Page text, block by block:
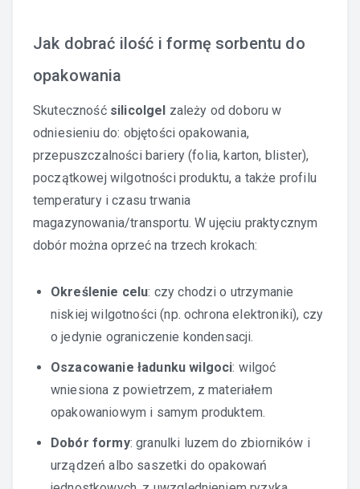
Jak dobrać ilość i formę sorbentu do
opakowania
Skuteczność silicolgel zależy od doboru w
odniesieniu do: objętości opakowania,
przepuszczalności bariery (folia, karton, blister),
początkowej wilgotności produktu, a także profilu
temperatury i czasu trwania
magazynowania/transportu. W ujęciu praktycznym
dobór można oprzeć na trzech krokach:
Określenie celu: czy chodzi o utrzymanie
niskiej wilgotności (np. ochrona elektroniki), czy
o jedynie ograniczenie kondensacji.
Oszacowanie ładunku wilgoci: wilgoć
wniesiona z powietrzem, z materiałem
opakowaniowym i samym produktem.
Dobór formy: granulki luzem do zbiorników i
urządzeń albo saszetki do opakowań